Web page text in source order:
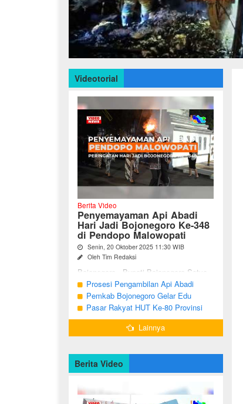
Videotorial
Berita Video
Penyemayaman Api Abadi
Hari Jadi Bojonegoro Ke-348
di Pendopo Malowopati
Senin, 20 Oktober 2025 11:30 WIB
Oleh Tim Redaksi
Bojonegoro - Bupati Bojonegoro Setyo
Wahono, didampingi Wakil Bupati Nurul
Azizah dan Ketua DPRD Abdulloh
Umar, bersama jajaran Forkopimda
Bojonegoro ...
Prosesi Pengambilan Api Abadi
Peringatan Hari Jadi Bojonegoro Ke-
348
Pemkab Bojonegoro Gelar Edu
Champ dan Coaching Clinic Seni
Reog dan Jaranan
Pasar Rakyat HUT Ke-80 Provinsi
Jawa Timur di Bojonegoro
Lainnya
Berita Video